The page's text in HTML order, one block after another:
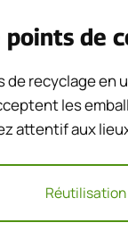
de
de recyclage en
les
attentif aux